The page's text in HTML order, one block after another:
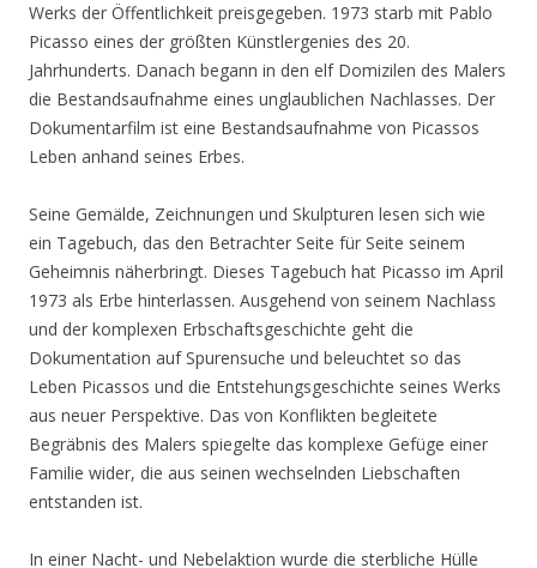
Werks der Öffentlichkeit preisgegeben. 1973 starb mit Pablo
Picasso eines der größten Künstlergenies des 20.
Jahrhunderts. Danach begann in den elf Domizilen des Malers
die Bestandsaufnahme eines unglaublichen Nachlasses. Der
Dokumentarfilm ist eine Bestandsaufnahme von Picassos
Leben anhand seines Erbes.
Seine Gemälde, Zeichnungen und Skulpturen lesen sich wie
ein Tagebuch, das den Betrachter Seite für Seite seinem
Geheimnis näherbringt. Dieses Tagebuch hat Picasso im April
1973 als Erbe hinterlassen. Ausgehend von seinem Nachlass
und der komplexen Erbschaftsgeschichte geht die
Dokumentation auf Spurensuche und beleuchtet so das
Leben Picassos und die Entstehungsgeschichte seines Werks
aus neuer Perspektive. Das von Konflikten begleitete
Begräbnis des Malers spiegelte das komplexe Gefüge einer
Familie wider, die aus seinen wechselnden Liebschaften
entstanden ist.
In einer Nacht- und Nebelaktion wurde die sterbliche Hülle